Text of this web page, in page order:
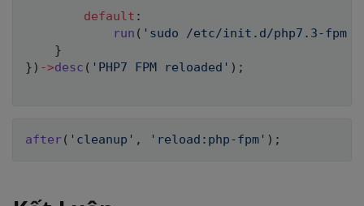
default :
run ( 'sudo /etc/init.d/php7.3-fpm
}
} ) ->desc ( 'PHP7 FPM reloaded' ) ;
after( 'cleanup' , 'reload:php-fpm' ) ;